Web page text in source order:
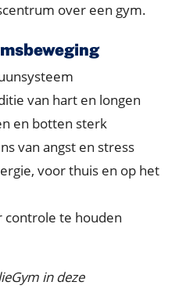
over een gym.
van hart en longen
en botten sterk
van angst en stress
voor thuis en op het
controle te houden
in deze